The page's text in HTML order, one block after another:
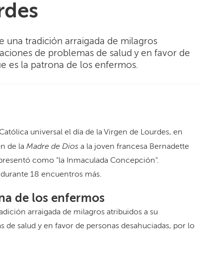
una tradición arraigada de milagros
de problemas de salud y en favor de
es la patrona de los enfermos.
universal el día de la Virgen de Lourdes, en
de la Madre de Dios a la joven francesa Bernadette
como "la Inmaculada Concepción".
18 encuentros más.
de los enfermos
arraigada de milagros atribuidos a su
salud y en favor de personas desahuciadas, por lo